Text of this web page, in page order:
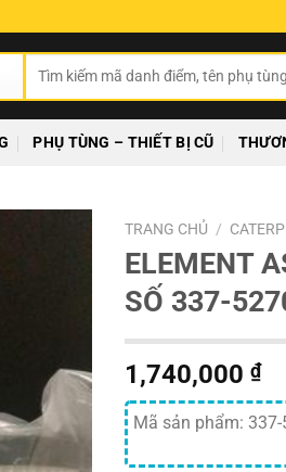
kiếm:
PHỤ TÙNG – THIẾT BỊ CŨ
TRANG CHỦ /
ELEMENT
SỐ 337-
1,740,000₫
Mã sản phẩm: 337-